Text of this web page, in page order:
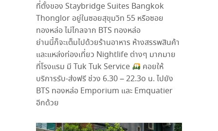
ที่ตั้งของ Staybridge Suites Bangkok
Thonglor อยู่ในซอยสุขุมวิท 55 หรือซอย
ทองหล่อ ไม่ไกลจาก BTS ทองหล่อ
ย่านนี้ก็จะเต็มไปด้วยร้านอาหาร ห้างสรรพสินค้า
และแหล่งท่องเที่ยว Nightlife ต่างๆ มากมาย
ที่โรงแรม มี Tuk Tuk Service
คอยให้
บริการรับ-ส่งฟรี ช่วง 6.30 – 22.3o น. ไปยัง
BTS ทองหล่อ Emporium และ Emquatier
อีกด้วย